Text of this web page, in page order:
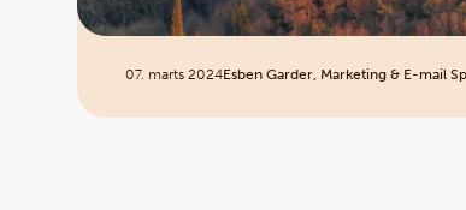
07. marts 2024Esben Garder, Marketing & E-mail